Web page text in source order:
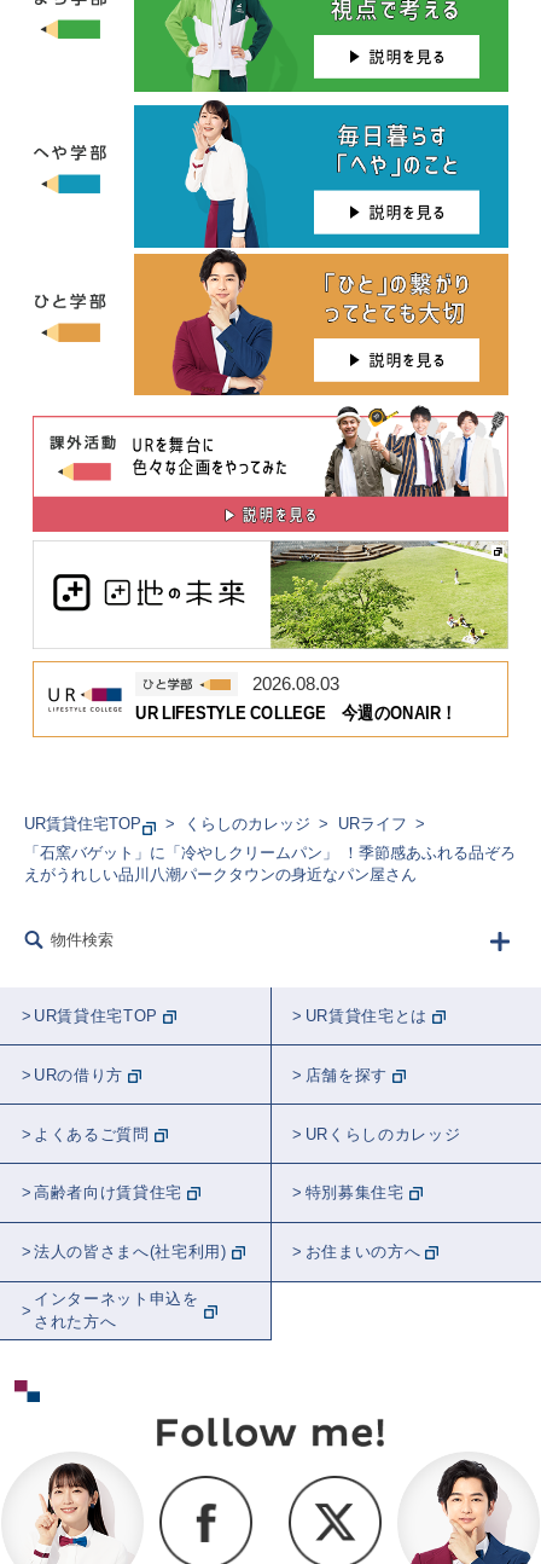
2026.08.03
UR LIFESTYLE COLLEGE 今週のONAIR！
UR賃貸住宅TOP くらしのカレッジ
URライフ
「石窯バゲット」に「冷やしクリームパン」 ！季節感あふれる品ぞろ
えがうれしい品川八潮パークタウンの身近なパン屋さん
物件検索
UR賃貸住宅TOP UR賃貸住宅とは
URの借り方 店舗を探す
よくあるご質問 URくらしのカレッジ
高齢者向け賃貸住宅 特別募集住宅
法人の皆さまへ(社宅利用) お住まいの方へ
インターネット申込を
された方へ